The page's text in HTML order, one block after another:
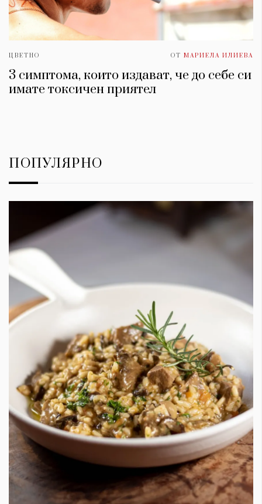
ЦВЕТНО ОТ МАРИЕЛА ИЛИЕВА
3 симптома, които издават, че до себе си
имате токсичен приятел
ПОПУЛЯРНО